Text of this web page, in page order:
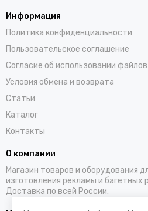
Информация
Политика конфиденциальности
Пользовательское соглашение
Согласие об использовании файлов
Условия обмена и возврата
Статьи
Каталог
Контакты
О компании
Магазин товаров и оборудования
изготовления рекламы и багетных
Доставка по всей России.